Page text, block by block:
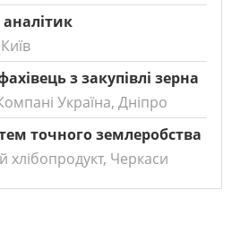
з закупівлі зерна
Україна, Дніпро
точного землеробства
хлібопродукт, Черкаси